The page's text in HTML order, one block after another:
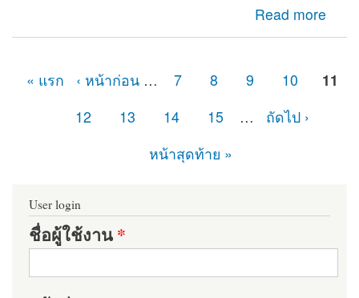
Read more
หน้า« แรก ‹ หน้าก่อน … 7 8 9 10
11
12
13 14 15 …
ถัดไป ›
หน้าสุดท้าย »
User login
ชื่อผู้ใช้งาน*